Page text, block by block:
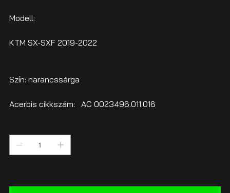
Modell:
KTM SX-SXF 2019-2022
Szín: narancssárga
Acerbis cikkszám: AC 0023496.011.016